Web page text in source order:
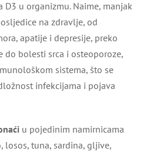
u organizmu. Naime, manjak
na zdravlje, od
apatije i depresije, preko
do bolesti srca i osteoporoze,
sistema, što se
infekcijama i pojava
u pojedinim namirnicama
losos, tuna, sardina, gljive,